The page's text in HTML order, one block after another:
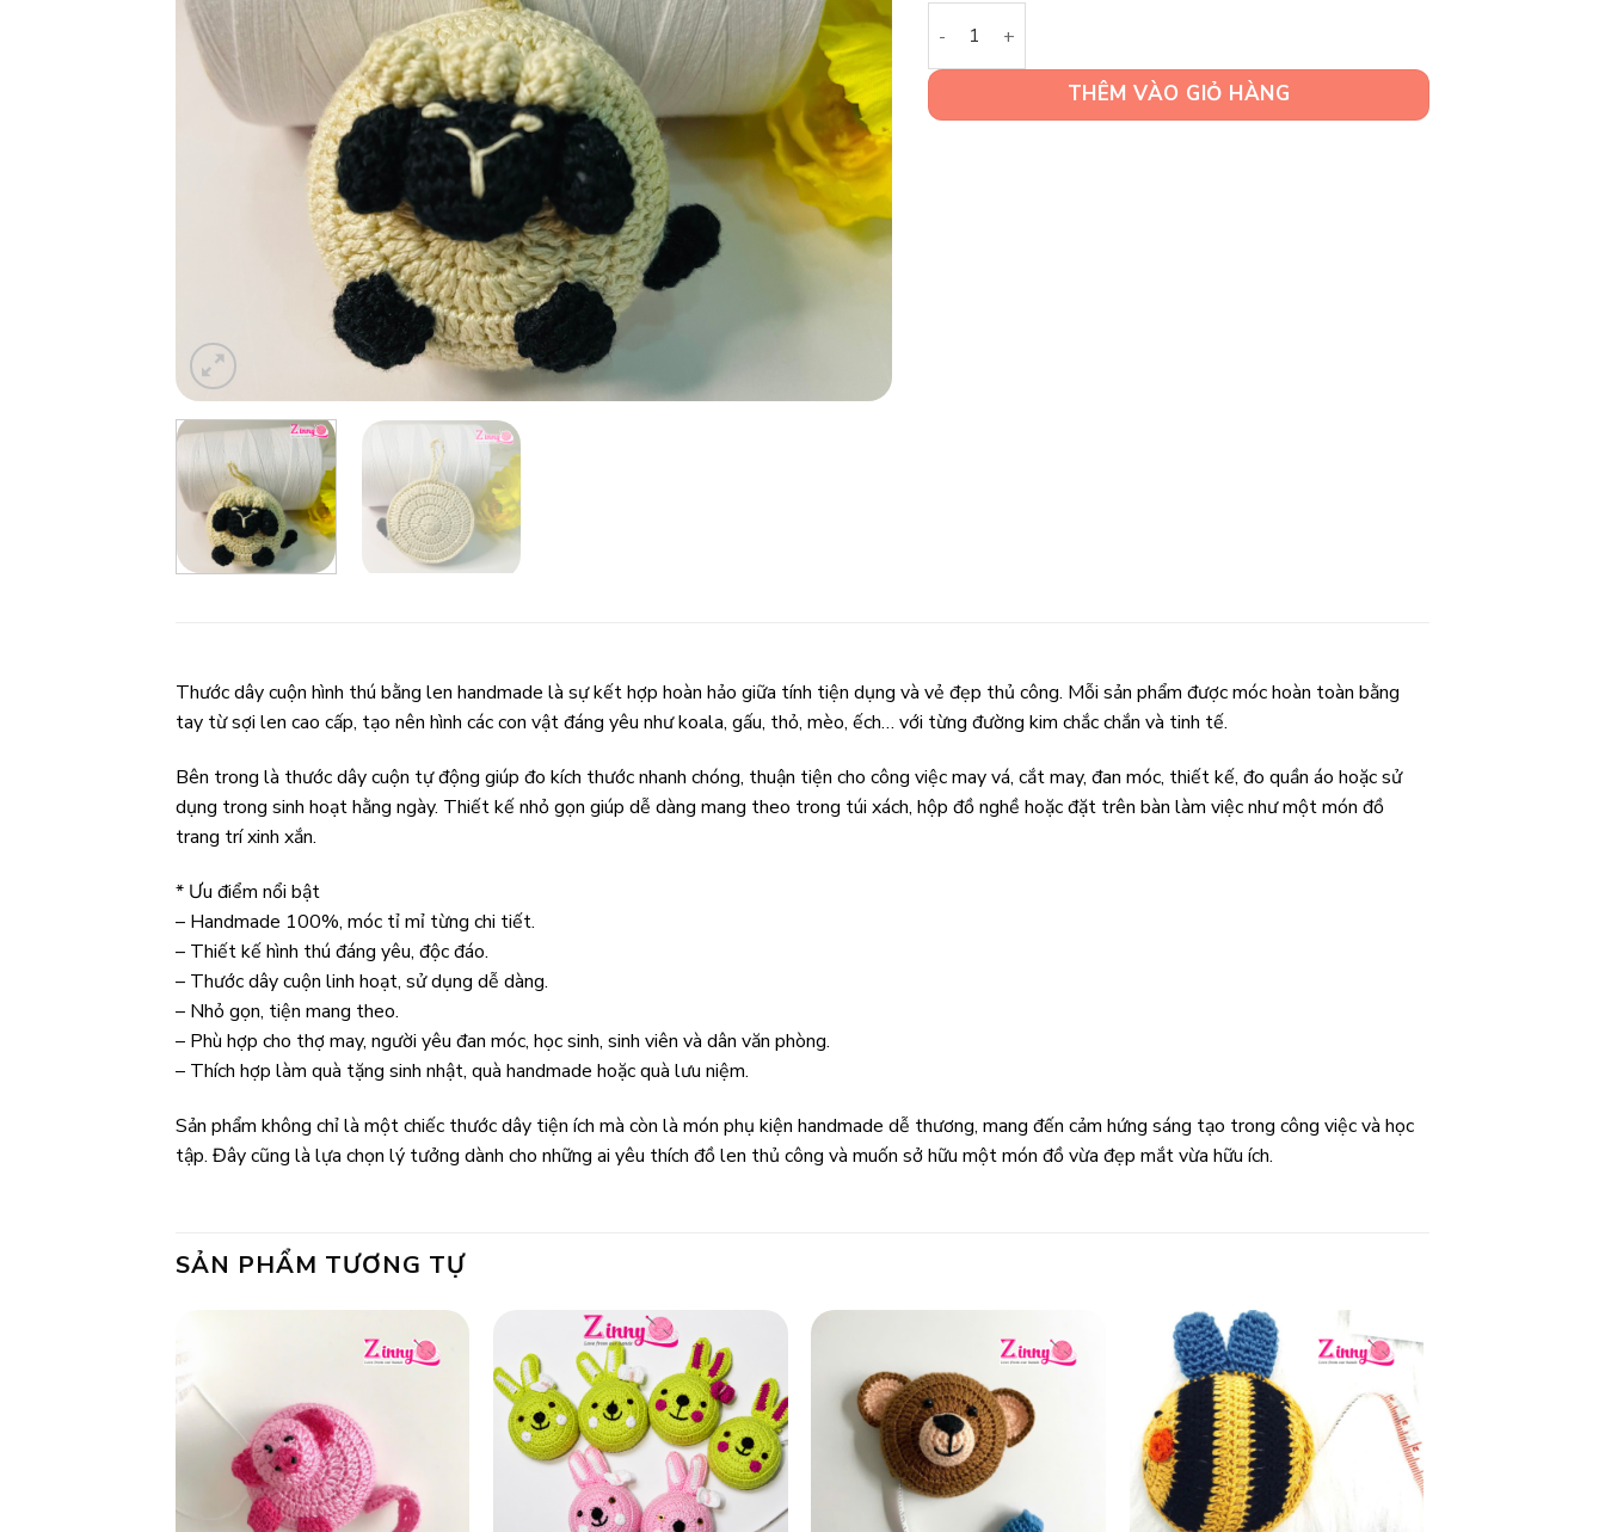
THÊM VÀO GIỎ HÀNG
Thước dây cuộn hình thú bằng len handmade là sự kết hợp hoàn hảo giữa tính tiện dụng và vẻ đẹp thủ công. Mỗi sản phẩm được móc hoàn toàn bằng
tay từ sợi len cao cấp, tạo nên hình các con vật đáng yêu như koala, gấu, thỏ, mèo, ếch… với từng đường kim chắc chắn và tinh tế.
Bên trong là thước dây cuộn tự động giúp đo kích thước nhanh chóng, thuận tiện cho công việc may vá, cắt may, đan móc, thiết kế, đo quần áo hoặc sử
dụng trong sinh hoạt hằng ngày. Thiết kế nhỏ gọn giúp dễ dàng mang theo trong túi xách, hộp đồ nghề hoặc đặt trên bàn làm việc như một món đồ
trang trí xinh xắn.
* Ưu điểm nổi bật
– Handmade 100%, móc tỉ mỉ từng chi tiết.
– Thiết kế hình thú đáng yêu, độc đáo.
– Thước dây cuộn linh hoạt, sử dụng dễ dàng.
– Nhỏ gọn, tiện mang theo.
– Phù hợp cho thợ may, người yêu đan móc, học sinh, sinh viên và dân văn phòng.
– Thích hợp làm quà tặng sinh nhật, quà handmade hoặc quà lưu niệm.
Sản phẩm không chỉ là một chiếc thước dây tiện ích mà còn là món phụ kiện handmade dễ thương, mang đến cảm hứng sáng tạo trong công việc và học
tập. Đây cũng là lựa chọn lý tưởng dành cho những ai yêu thích đồ len thủ công và muốn sở hữu một món đồ vừa đẹp mắt vừa hữu ích.
SẢN PHẨM TƯƠNG TỰ